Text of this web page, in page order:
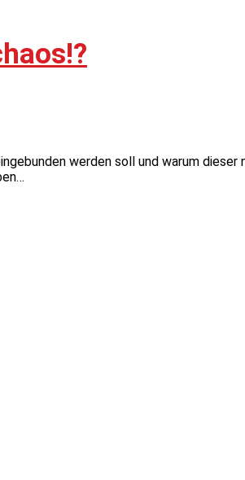
werden soll und warum dieser